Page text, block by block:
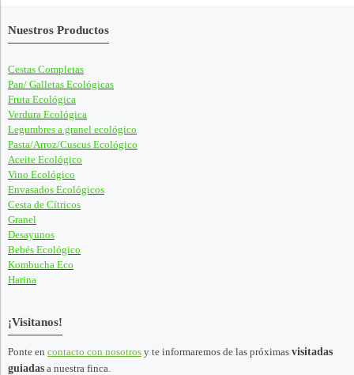
Nuestros Productos
Cestas Completas
Pan/ Galletas Ecológicas
Fruta Ecológica
Verdura Ecológica
Legumbres a granel ecológico
Pasta/Arroz/Cuscus Ecológico
Aceite Ecológico
Vino Ecológico
Envasados Ecológicos
Cesta de Cítricos
Granel
Desayunos
Bebés Ecológico
Kombucha Eco
Harina
¡Visitanos!
Ponte en contacto con nosotros y te informaremos de las próximas visitadas
guiadas a nuestra finca.